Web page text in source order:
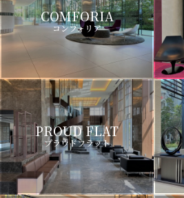
COMFORIA
コンフォリア
PROUD FLAT
プラウドフラット